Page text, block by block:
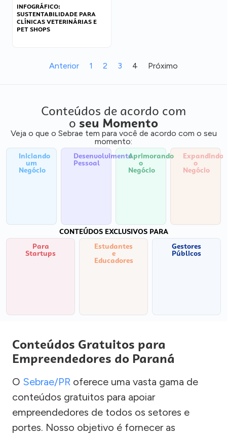
INFOGRÁFICO:
SUSTENTABILIDADE PARA
CLÍNICAS VETERINÁRIAS E
PET SHOPS
Anterior 1 2 3 4 Próximo
Conteúdos de acordo com
o seu Momento
Veja o que o Sebrae tem para você de acordo com o seu
momento:
Iniciando
um
Negócio
Desenvolvimento
Pessoal
Aprimorando
o
Negócio
Expandindo
o
Negócio
CONTEÚDOS EXCLUSIVOS PARA
Para
Startups
Estudantes
e
Educadores
Gestores
Públicos
Conteúdos Gratuitos para
Empreendedores do Paraná
O Sebrae/PR oferece uma vasta gama de
conteúdos gratuitos para apoiar
empreendedores de todos os setores e
portes. Nosso objetivo é fornecer as